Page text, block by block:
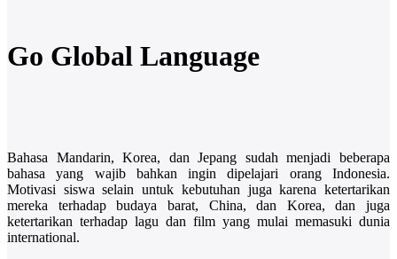
Go Global Language
Bahasa Mandarin, Korea, dan Jepang sudah menjadi beberapa
bahasa yang wajib bahkan ingin dipelajari orang Indonesia.
Motivasi siswa selain untuk kebutuhan juga karena ketertarikan
mereka terhadap budaya barat, China, dan Korea, dan juga
ketertarikan terhadap lagu dan film yang mulai memasuki dunia
international.